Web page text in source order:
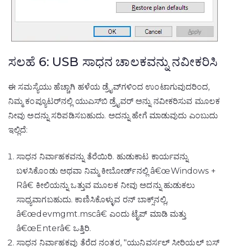
ಸಲಹೆ 6: USB ಸಾಧನ ಚಾಲಕವನ್ನು ನವೀಕರಿಸಿ
ಈ ಸಮಸ್ಯೆಯು ಹೆಚ್ಚಾಗಿ ಹಳೆಯ ಡ್ರೈವ್‌ಗಳಿಂದ ಉಂಟಾಗುವುದರಿಂದ,
ನಿಮ್ಮ ಕಂಪ್ಯೂಟರ್‌ನಲ್ಲಿ ಯುಎಸ್‌ಬಿ ಡ್ರೈವರ್ ಅನ್ನು ನವೀಕರಿಸುವ ಮೂಲಕ
ನೀವು ಅದನ್ನು ಸರಿಪಡಿಸಬಹುದು. ಅದನ್ನು ಹೇಗೆ ಮಾಡುವುದು ಎಂಬುದು
ಇಲ್ಲಿದೆ:
ಸಾಧನ ನಿರ್ವಾಹಕವನ್ನು ತೆರೆಯಿರಿ. ಹುಡುಕಾಟ ಕಾರ್ಯವನ್ನು
ಬಳಸಿಕೊಂಡು ಅಥವಾ ನಿಮ್ಮ ಕೀಬೋರ್ಡ್‌ನಲ್ಲಿ â€œWindows +
Râ€ ಕೀಲಿಯನ್ನು ಒತ್ತುವ ಮೂಲಕ ನೀವು ಅದನ್ನು ಹುಡುಕಲು
ಸಾಧ್ಯವಾಗಬಹುದು. ಕಾಣಿಸಿಕೊಳ್ಳುವ ರನ್ ಬಾಕ್ಸ್‌ನಲ್ಲಿ,
â€œdevmgmt.mscâ€ ಎಂದು ಟೈಪ್ ಮಾಡಿ ಮತ್ತು
â€œEnterâ€ ಒತ್ತಿರಿ.
ಸಾಧನ ನಿರ್ವಾಹಕವು ತೆರೆದ ನಂತರ, "ಯುನಿವರ್ಸಲ್ ಸೀರಿಯಲ್ ಬಸ್